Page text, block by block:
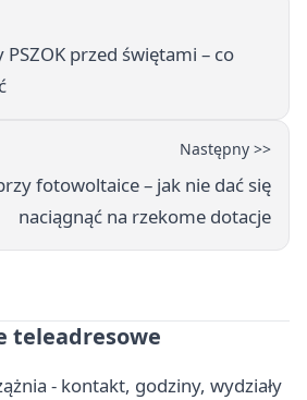
przed świętami – co
Następny >>
fotowoltaice – jak nie dać się
naciągnąć na rzekome dotacje
teleadresowe
- kontakt, godziny, wydziały